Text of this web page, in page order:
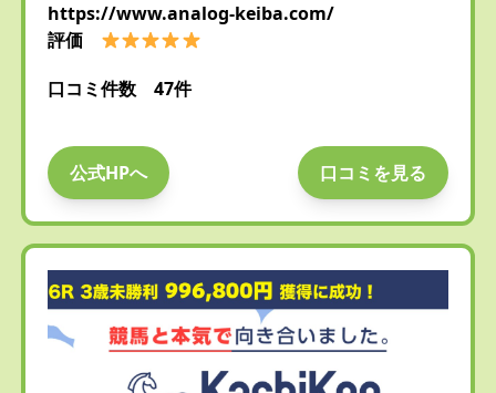
https://www.analog-keiba.com/
評価
口コミ件数 47件
公式HPへ 口コミを見る